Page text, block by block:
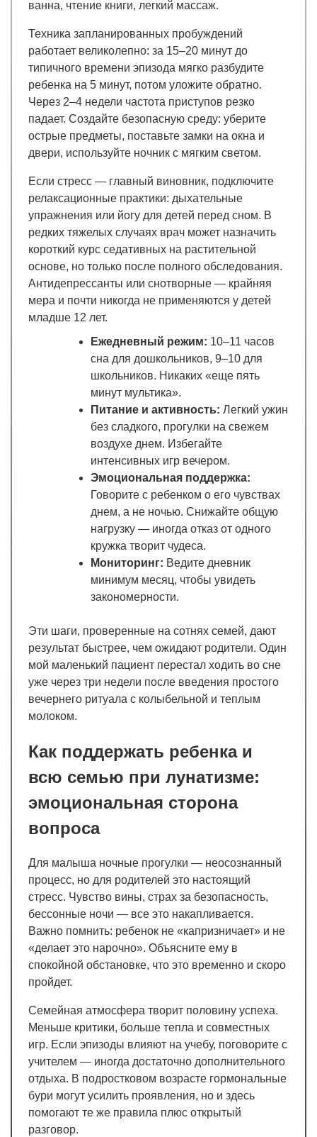
ванна, чтение книги, легкий массаж.
Техника запланированных пробуждений
работает великолепно: за 15–20 минут до
типичного времени эпизода мягко разбудите
ребенка на 5 минут, потом уложите обратно.
Через 2–4 недели частота приступов резко
падает. Создайте безопасную среду: уберите
острые предметы, поставьте замки на окна и
двери, используйте ночник с мягким светом.
Если стресс — главный виновник, подключите
релаксационные практики: дыхательные
упражнения или йогу для детей перед сном. В
редких тяжелых случаях врач может назначить
короткий курс седативных на растительной
основе, но только после полного обследования.
Антидепрессанты или снотворные — крайняя
мера и почти никогда не применяются у детей
младше 12 лет.
Ежедневный режим: 10–11 часов
сна для дошкольников, 9–10 для
школьников. Никаких «еще пять
минут мультика».
Питание и активность: Легкий ужин
без сладкого, прогулки на свежем
воздухе днем. Избегайте
интенсивных игр вечером.
Эмоциональная поддержка:
Говорите с ребенком о его чувствах
днем, а не ночью. Снижайте общую
нагрузку — иногда отказ от одного
кружка творит чудеса.
Мониторинг: Ведите дневник
минимум месяц, чтобы увидеть
закономерности.
Эти шаги, проверенные на сотнях семей, дают
результат быстрее, чем ожидают родители. Один
мой маленький пациент перестал ходить во сне
уже через три недели после введения простого
вечернего ритуала с колыбельной и теплым
молоком.
Как поддержать ребенка и
всю семью при лунатизме:
эмоциональная сторона
вопроса
Для малыша ночные прогулки — неосознанный
процесс, но для родителей это настоящий
стресс. Чувство вины, страх за безопасность,
бессонные ночи — все это накапливается.
Важно помнить: ребенок не «капризничает» и не
«делает это нарочно». Объясните ему в
спокойной обстановке, что это временно и скоро
пройдет.
Семейная атмосфера творит половину успеха.
Меньше критики, больше тепла и совместных
игр. Если эпизоды влияют на учебу, поговорите с
учителем — иногда достаточно дополнительного
отдыха. В подростковом возрасте гормональные
бури могут усилить проявления, но и здесь
помогают те же правила плюс открытый
разговор.